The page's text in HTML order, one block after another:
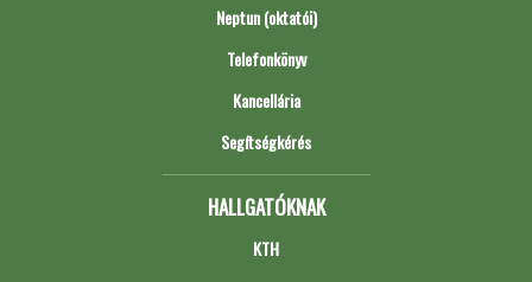
Neptun (oktatói)
Telefonkönyv
Kancellária
Segítségkérés
HALLGATÓKNAK
KTH